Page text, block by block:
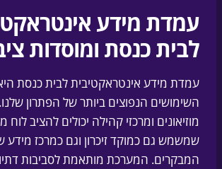
עמדת מידע
לבית כנסת ומוסדות
עמדת מידע אינטראקטיבית לבית כנסת
השימושים הנפוצים ביותר של הפתרון
מוזיאונים ומרכזי קהילה יכולים להציב לוח
שמשמש גם כמוקד זיכרון וגם כמרכז
המבקרים. המערכת מותאמת לסביבות